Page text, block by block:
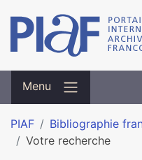
Menu
PIAF
Bibliographie
Votre recherche